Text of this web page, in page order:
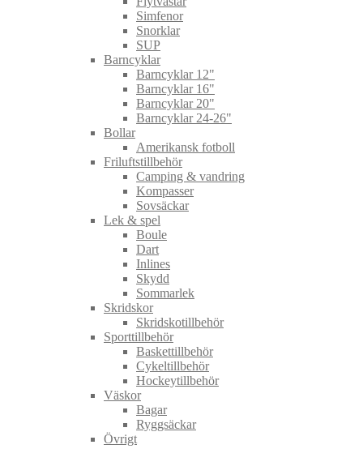
Simfenor
Snorklar
SUP
Barncyklar
Barncyklar 12"
Barncyklar 16"
Barncyklar 20"
Barncyklar 24-26"
Bollar
Amerikansk fotboll
Friluftstillbehör
Camping & vandring
Kompasser
Sovsäckar
Lek & spel
Boule
Dart
Inlines
Skydd
Sommarlek
Skridskor
Skridskotillbehör
Sporttillbehör
Baskettillbehör
Cykeltillbehör
Hockeytillbehör
Väskor
Bagar
Ryggsäckar
Övrigt